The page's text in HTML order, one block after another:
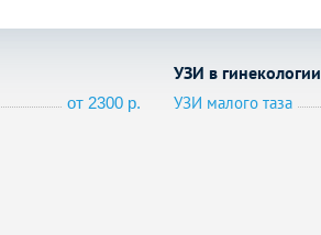
от 2300 р.
УЗИ в гинекологии
УЗИ малого таза